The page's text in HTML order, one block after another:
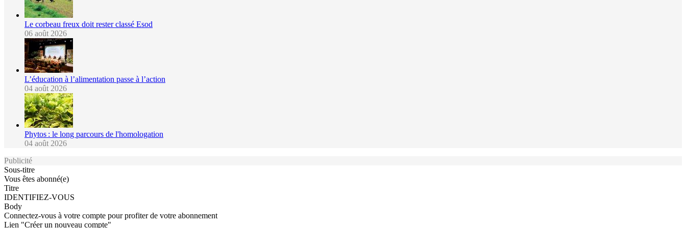
Le corbeau freux doit rester classé Esod
06 août 2026
L’éducation à l’alimentation passe à l’action
04 août 2026
Phytos : le long parcours de l'homologation
04 août 2026
Publicité
Sous-titre
Vous êtes abonné(e)
Titre
IDENTIFIEZ-VOUS
Body
Connectez-vous à votre compte pour profiter de votre abonnement
Lien "Créer un nouveau compte"